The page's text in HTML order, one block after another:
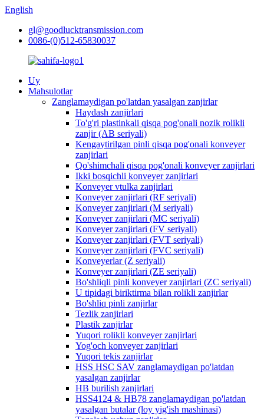
English
gl@goodlucktransmission.com
0086-(0)512-65830037
Uy
Mahsulotlar
Zanglamaydigan po'latdan yasalgan zanjirlar
Haydash zanjirlari
To'g'ri plastinkali qisqa pog'onali nozik rolikli
zanjir (AB seriyali)
Kengaytirilgan pinli qisqa pog'onali konveyer
zanjirlari
Qo'shimchali qisqa pog'onali konveyer zanjirlari
Ikki bosqichli konveyer zanjirlari
Konveyer vtulka zanjirlari
Konveyer zanjirlari (RF seriyali)
Konveyer zanjirlari (M seriyali)
Konveyer zanjirlari (MC seriyali)
Konveyer zanjirlari (FV seriyali)
Konveyer zanjirlari (FVT seriyali)
Konveyer zanjirlari (FVC seriyali)
Konveyerlar (Z seriyali)
Konveyer zanjirlari (ZE seriyali)
Bo'shliqli pinli konveyer zanjirlari (ZC seriyali)
U tipidagi biriktirma bilan rolikli zanjirlar
Bo'shliq pinli zanjirlar
Tezlik zanjirlari
Plastik zanjirlar
Yuqori rolikli konveyer zanjirlari
Yog'och konveyer zanjirlari
Yuqori tekis zanjirlar
HSS HSC SAV zanglamaydigan po'latdan
yasalgan zanjirlar
HB burilish zanjirlari
HSS4124 & HB78 zanglamaydigan po'latdan
yasalgan butalar (loy yig'ish mashinasi)